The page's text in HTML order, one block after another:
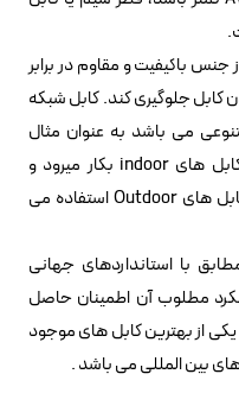
باکیفیت و مقاوم در برابر
کابل جلوگیری کند. کابل شبکه
می باشد به عنوان مثال
روکش PVC,LSZH که بیشتر برای کابل های indoor بکار میرود و
همچنین روکش های PE که برای کابل های Outdoor استفاده می
با استانداردهای جهانی
مطلوب آن اطمینان حاصل
از بهترین کابل های موجود
بین المللی می باشد .